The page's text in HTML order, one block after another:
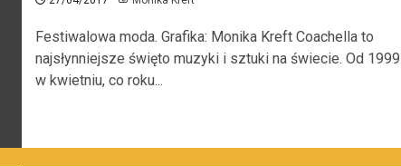
Festiwalowa moda. Grafika: Monika Kreft Coachella to
najsłynniejsze święto muzyki i sztuki na świecie. Od 1999
w kwietniu, co roku...